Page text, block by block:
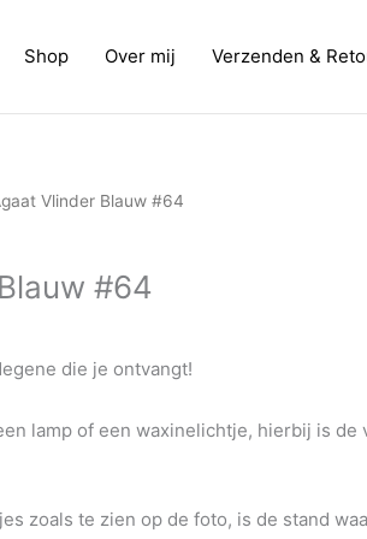
Shop Over mij Verzenden &
Vlinder Blauw #64
#64
13,00.
die je ontvangt!
lamp of een waxinelichtje, hierbij is de
zoals te zien op de foto, is de stand